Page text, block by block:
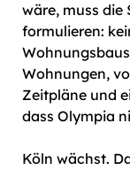
wäre, muss die
formulieren:
Wohnungen,
Zeitpläne und
dass Olympia
Köln wächst.